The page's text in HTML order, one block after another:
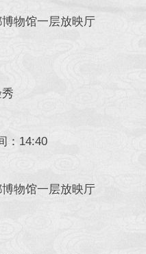
物馆一层放映厅
：14:40
物馆一层放映厅